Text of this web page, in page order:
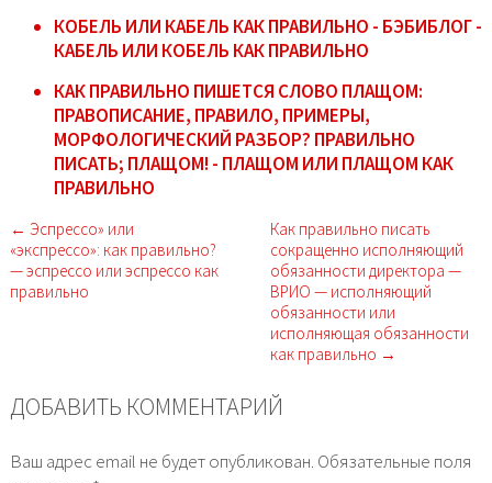
КОБЕЛЬ ИЛИ КАБЕЛЬ КАК ПРАВИЛЬНО - БЭБИБЛОГ -
КАБЕЛЬ ИЛИ КОБЕЛЬ КАК ПРАВИЛЬНО
КАК ПРАВИЛЬНО ПИШЕТСЯ СЛОВО ПЛАЩОМ:
ПРАВОПИСАНИЕ, ПРАВИЛО, ПРИМЕРЫ,
МОРФОЛОГИЧЕСКИЙ РАЗБОР? ПРАВИЛЬНО
ПИСАТЬ; ПЛАЩОМ! - ПЛАЩОМ ИЛИ ПЛАЩОМ КАК
ПРАВИЛЬНО
← Эспрессо» или
«экспрессо»: как правильно?
— эспрессо или эспрессо как
правильно
Как правильно писать
сокращенно исполняющий
обязанности директора —
ВРИО — исполняющий
обязанности или
исполняющая обязанности
как правильно →
ДОБАВИТЬ КОММЕНТАРИЙ
Ваш адрес email не будет опубликован. Обязательные поля